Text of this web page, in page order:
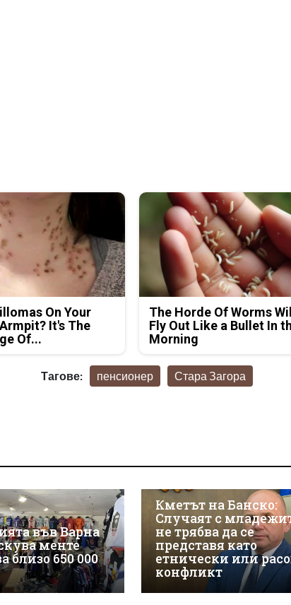
On Your
It's The
Of...
The Horde Of Worms
Fly Out Like a Bullet In
Morning
Тагове: пенсионер Стара Загора
във Варна
менте
близо 650 000
Кметът на Банско:
Случаят с
не трябва да се
представя като
етнически или
конфликт